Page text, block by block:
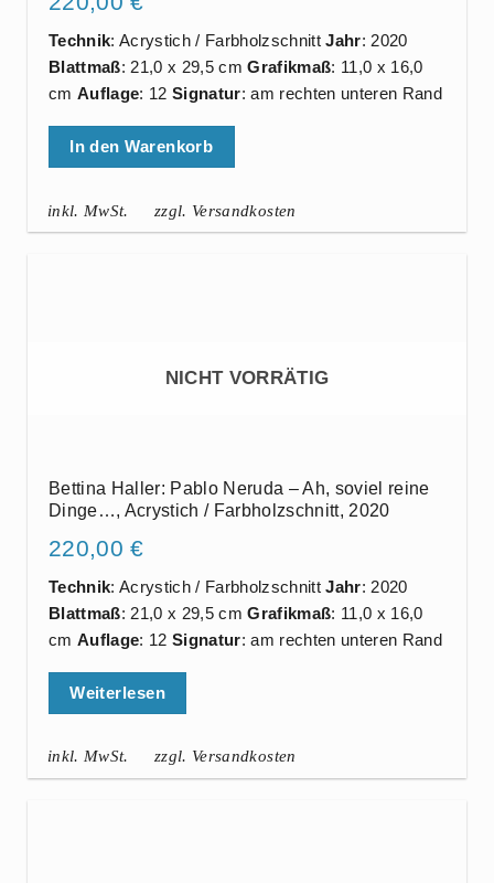
Technik: Acrystich / FarbholzschnittJahr: 2020
Blattmaß: 21,0 x 29,5 cmGrafikmaß: 11,0 x 16,0
cm Auflage: 12 Signatur: am rechten unteren Rand
In den Warenkorb
inkl. MwSt. zzgl. Versandkosten
NICHT VORRÄTIG
Bettina Haller: Pablo Neruda – Ah, soviel reine
Dinge…, Acrystich / Farbholzschnitt, 2020
220,00€
Technik: Acrystich / FarbholzschnittJahr: 2020
Blattmaß: 21,0 x 29,5 cmGrafikmaß: 11,0 x 16,0
cm Auflage: 12 Signatur: am rechten unteren Rand
Weiterlesen
inkl. MwSt. zzgl. Versandkosten